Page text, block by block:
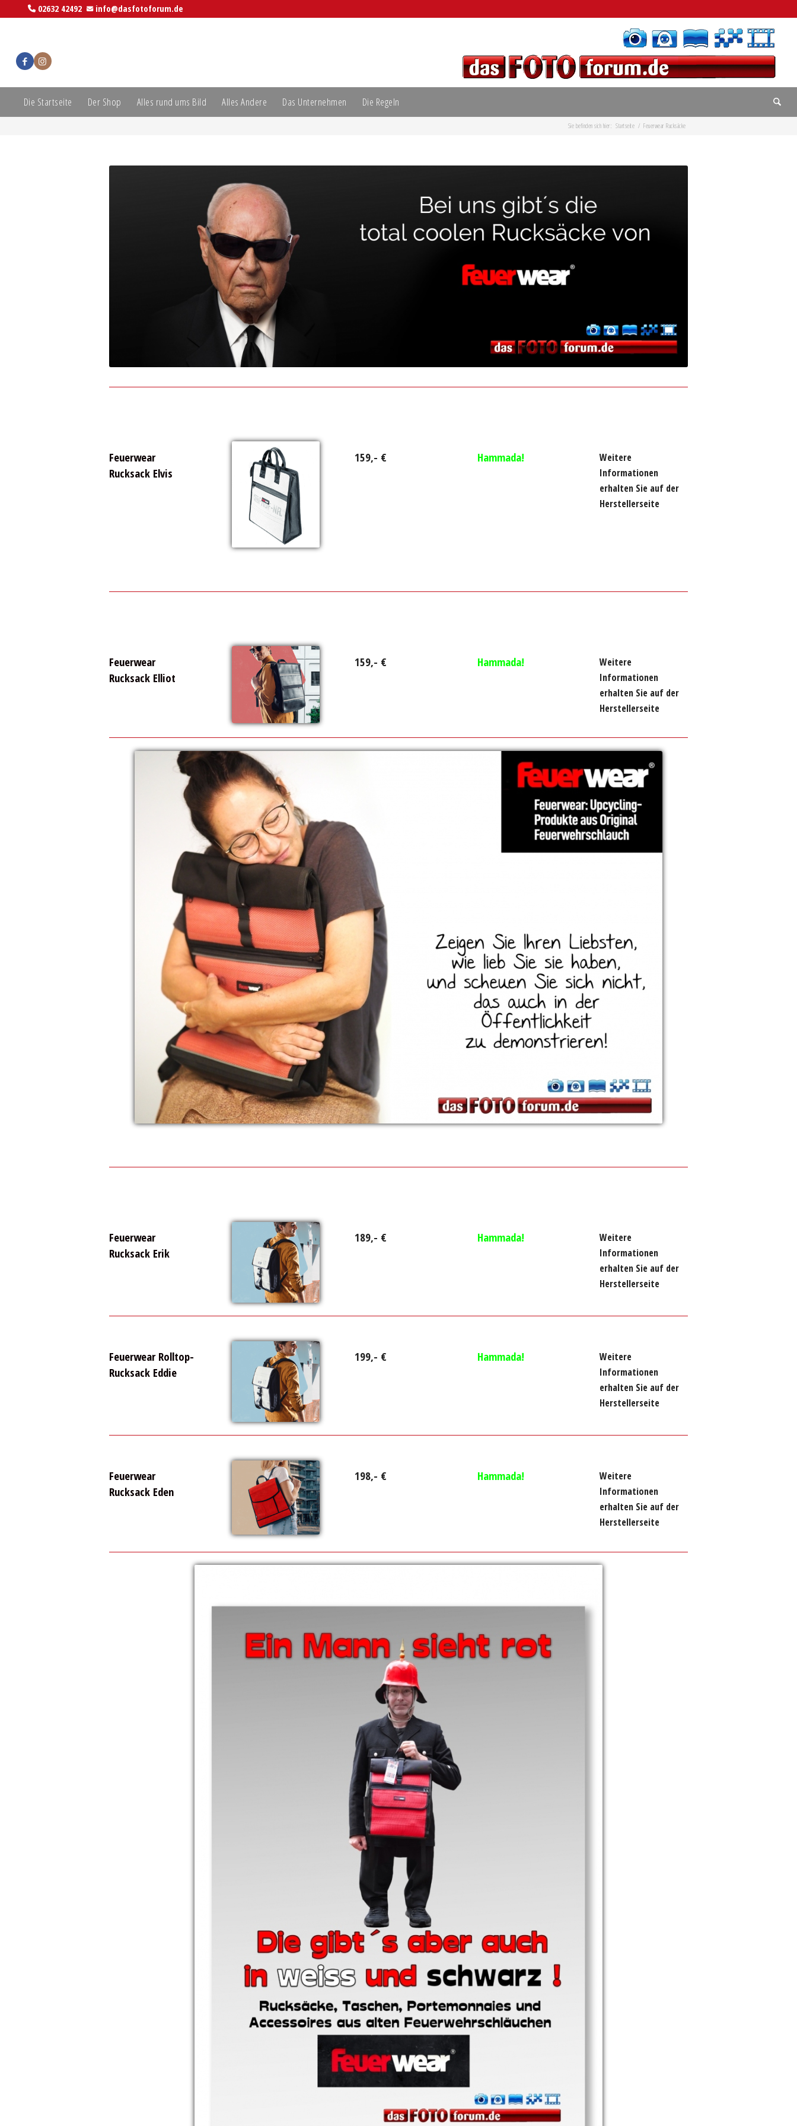
02632 42492 info@dasfotoforum.de
Die Startseite Der Shop Alles rund ums Bild Alles Andere Das Unternehmen Die Regeln
Sie befinden sich hier: Startseite / Feuerwear Rucksäcke
Feuerwear
Rucksack Elvis
159,- € Hammada!
Weitere
Informationen
erhalten Sie auf der
Herstellerseite
Feuerwear
Rucksack Elliot
159,- € Hammada!
Weitere
Informationen
erhalten Sie auf der
Herstellerseite
Feuerwear
Rucksack Erik
189,- € Hammada!
Weitere
Informationen
erhalten Sie auf der
Herstellerseite
Feuerwear Rolltop-
Rucksack Eddie
199,- € Hammada!
Weitere
Informationen
erhalten Sie auf der
Herstellerseite
Feuerwear
Rucksack Eden
198,- € Hammada!
Weitere
Informationen
erhalten Sie auf der
Herstellerseite